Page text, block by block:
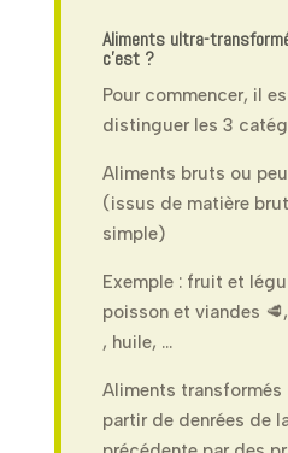
Aliments ultra-
c’est ?
Pour commencer, il
distinguer les 3
Aliments bruts ou
(issus de matière
simple)
Exemple : fruit et
poisson et viandes 🥩,
, huile, …
Aliments
partir de denrées de